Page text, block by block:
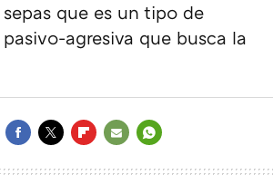
que es un tipo de
agresiva que busca la